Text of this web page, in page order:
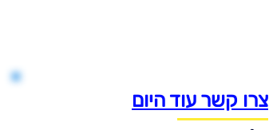
צרו קשר עוד היום